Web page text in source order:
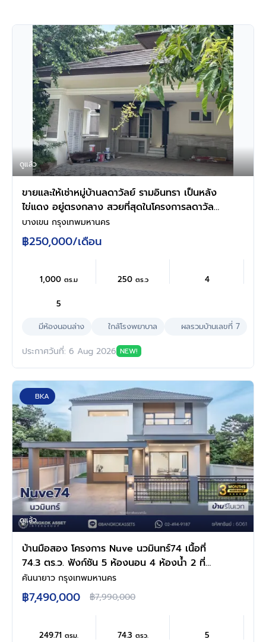
ดูแล้ว
ขายและให้เช่าหมู่บ้านลดาวัลย์ รามอินทรา เป็นหลัง
ไข่แดง อยู่ตรงกลาง สวยที่สุดในโครงการลดาวัลย์
รามอินทรา
บางเขน กรุงเทพมหานคร
฿250,000/เดือน
1,000ตร.ม 250 ตร.ว 4
5
มีห้องนอนล่าง
ใกล้โรงพยาบาล ผลรวมบ้านเลขที่ 7
ประกาศวันที่: 6 Aug 2026 NEW!
BKA
ดูแล้ว
บ้านมือสอง โครงการ Nuve นวมินทร์74 เนื้อที่
74.3 ตร.ว. ฟังก์ชัน 5 ห้องนอน 4 ห้องน้ำ 2 ที่
จอดรถ มีห้องนอนชั้นล่าง ดีไซน์โดดเด่น บนทำเล
ศักยภาพ เดินทางสะดวกเชื่อมต่อถนนเกษตร-นวมิ
นทร์ ถนนรามอินทรา ถนนเสรีไทย ใกล้ห้างสรรพ
สินค้า Central EastVille และจุดขึ้นทางด่วน
"ฉลองรัช"
คันนายาว กรุงเทพมหานคร
฿7,490,000 ฿7,990,000
249.71ตรม. 74.3 ตรว. 5